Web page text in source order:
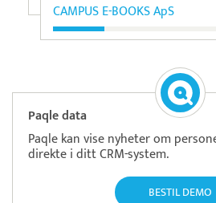
CAMPUS E-BOOKS ApS
Paqle data
Paqle kan vise nyheter om
direkte i ditt CRM-system.
BESTIL DEMO